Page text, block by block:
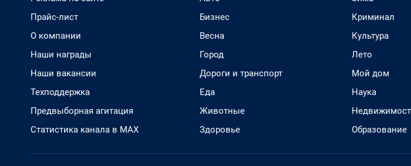
Прайс-лист
О компании
Наши награды
Наши вакансии
Техподдержка
Предвыборная агитация
Статистика канала в MAX
Бизнес
Весна
Город
Дороги и транспорт
Еда
Животные
Здоровье
Криминал
Культура
Лето
Мой дом
Наука
Образование